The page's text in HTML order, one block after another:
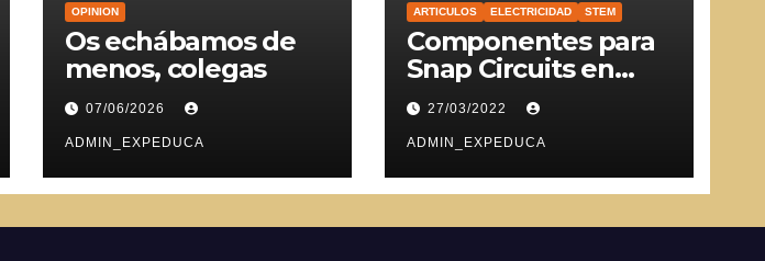
OPINION
Os echábamos de
menos, colegas
07/06/2026
ADMIN_EXPEDUCA
ARTICULOS ELECTRICIDAD STEM
Componentes para
Snap Circuits en
SVG
27/03/2022
ADMIN_EXPEDUCA